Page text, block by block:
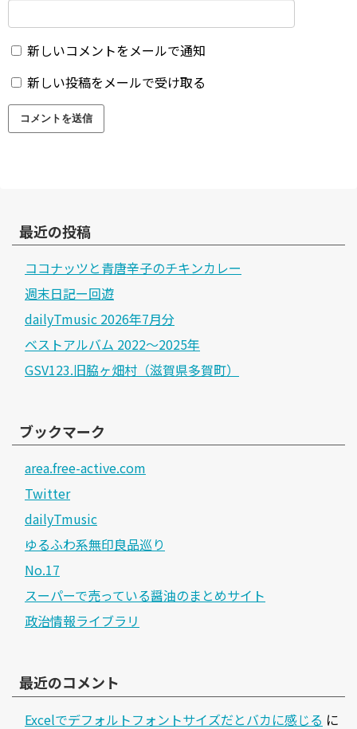
新しいコメントをメールで通知
新しい投稿をメールで受け取る
最近の投稿
ココナッツと青唐辛子のチキンカレー
週末日記ー回遊
dailyTmusic 2026年7月分
ベストアルバム 2022～2025年
GSV123.旧脇ヶ畑村（滋賀県多賀町）
ブックマーク
area.free-active.com
Twitter
dailyTmusic
ゆるふわ系無印良品巡り
No.17
スーパーで売っている醤油のまとめサイト
政治情報ライブラリ
最近のコメント
Excelでデフォルトフォントサイズだとバカに感じる に